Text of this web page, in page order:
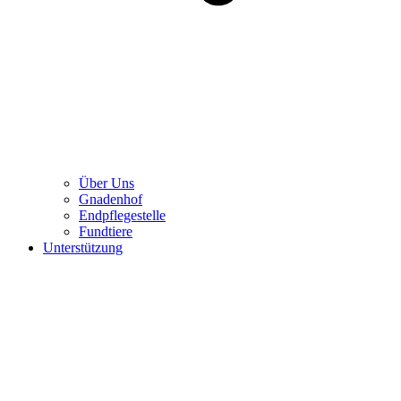
Über Uns
Gnadenhof
Endpflegestelle
Fundtiere
Unterstützung